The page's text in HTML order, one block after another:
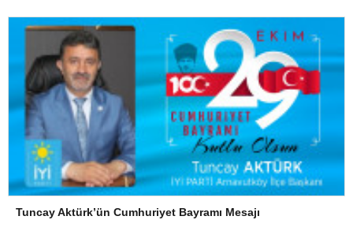
Tuncay Aktürk’ün Cumhuriyet Bayramı Mesajı